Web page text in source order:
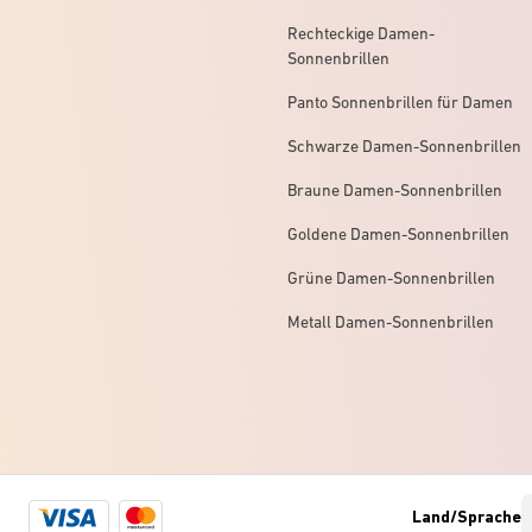
Rechteckige Damen-
Sonnenbrillen
Panto Sonnenbrillen für Damen
Schwarze Damen-Sonnenbrillen
Braune Damen-Sonnenbrillen
Goldene Damen-Sonnenbrillen
Grüne Damen-Sonnenbrillen
Metall Damen-Sonnenbrillen
Visa
Mastercard
Land/Sprache